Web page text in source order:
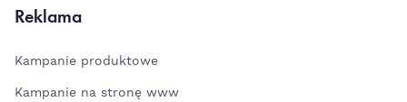
Reklama
Kampanie produktowe
Kampanie na stronę www